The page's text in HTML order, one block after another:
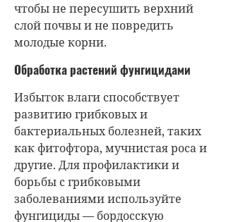
чтобы не пересушить верхний
слой почвы и не повредить
молодые корни.
Обработка растений фунгицидами
Избыток влаги способствует
развитию грибковых и
бактериальных болезней, таких
как фитофтора, мучнистая роса и
другие. Для профилактики и
борьбы с грибковыми
заболеваниями используйте
фунгициды — бордосскую